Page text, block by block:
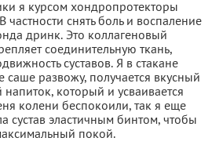
я курсом хондропротекторы
снять боль и воспаление
дринк. Это коллагеновый
соединительную ткань,
суставов. Я в стакане
саше развожу, получается вкусный
который и усваивается
колени беспокоили, так я еще
сустав эластичным бинтом, чтобы
покой.